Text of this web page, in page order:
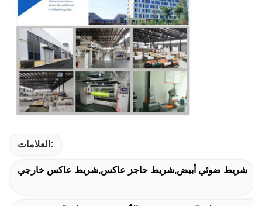
العلامات:
شريط ضوئي أبيض,شريط حاجز عاكس,شريط عاكس خارجي